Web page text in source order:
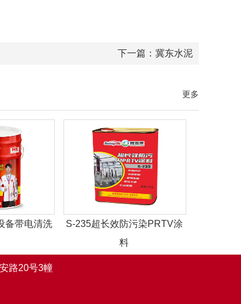
下一篇： 冀东水泥
更多
备带电清洗
S-235超长效防污染PRTV涂
料
路20号3幢